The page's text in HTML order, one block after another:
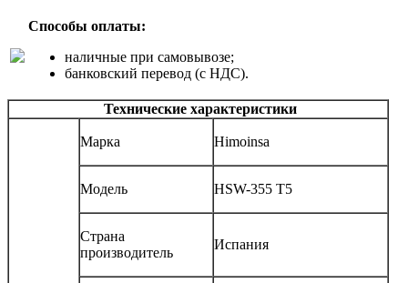
Способы оплаты:
наличные при самовывозе;
банковский перевод (с НДС).
Технические характеристики
Марка Himoinsa
Модель HSW-355 T5
Страна
производитель
Испания